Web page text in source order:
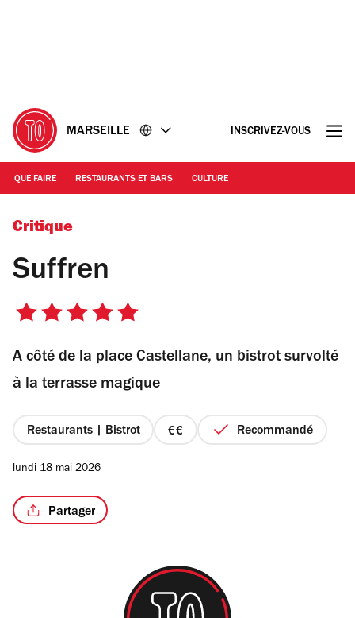
MARSEILLE INSCRIVEZ-VOUS
QUE FAIRE RESTAURANTS ET BARS CULTURE
© Suffren | Bistrot à Marseille
Critique
Suffren
5
5
A côté de la place Castellane, un bistrot survolté
à la terrasse magique
Restaurants | Bistrot
prix
Recommandé
lundi 18 mai 2026
Partager